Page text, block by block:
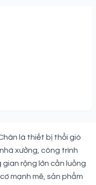
là thiết bị thổi gió
xưởng, công trình
rộng lớn cần luồng
mạnh mẽ, sản phẩm